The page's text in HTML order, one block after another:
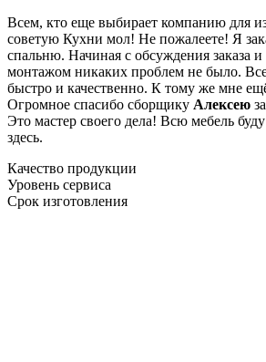
Всем, кто еще выбирает компанию для
советую Кухни мол! Не пожалеете! Я
спальню. Начиная с обсуждения заказа и
монтажом никаких проблем не было.
быстро и качественно. К тому же мне
Огромное спасибо сборщику Алексею
Это мастер своего дела! Всю мебель буду
здесь.
Качество продукции
Уровень сервиса
Срок изготовления